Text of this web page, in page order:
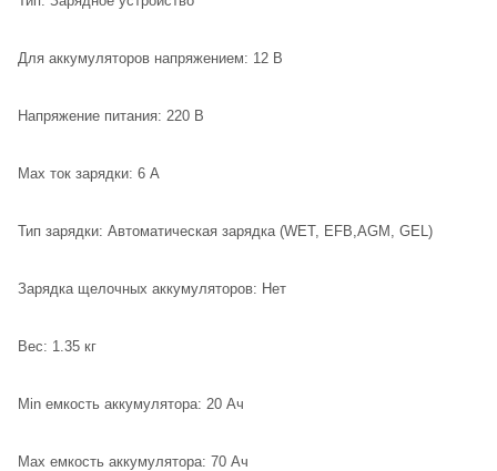
Для аккумуляторов напряжением: 12 В
Напряжение питания: 220 В
Max ток зарядки: 6 А
Тип зарядки: Автоматическая зарядка (WET, EFB,AGM, GEL)
Зарядка щелочных аккумуляторов: Нет
Вес: 1.35 кг
Min емкость аккумулятора: 20 Ач
Max емкость аккумулятора: 70 Ач